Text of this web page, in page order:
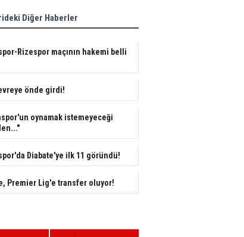
Diğer Haberler
Rizespor maçının hakemi belli
önde girdi!
oynamak istemeyeceği
Diabate'ye ilk 11 göründü!
Premier Lig'e transfer oluyor!